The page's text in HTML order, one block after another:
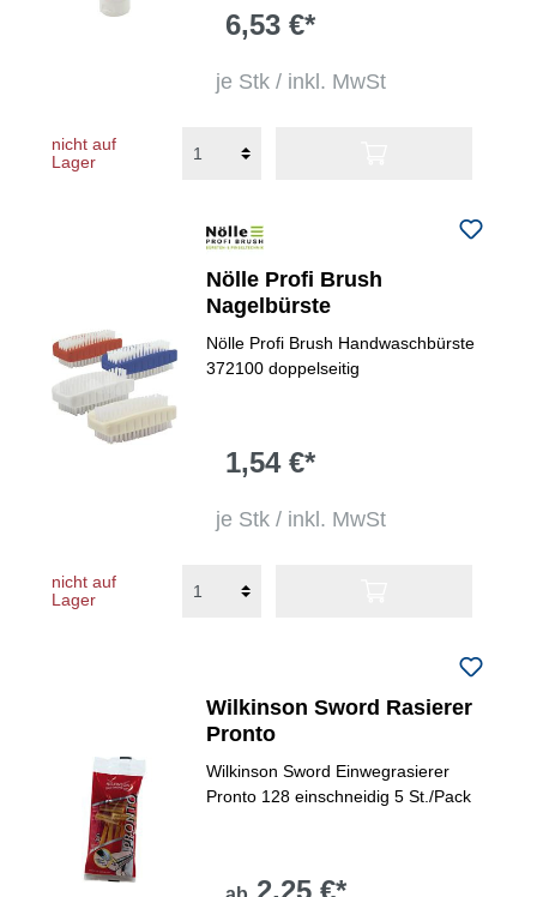
6,53 €*
je Stk / inkl. MwSt
nicht auf
Lager
Nölle Profi Brush
Nagelbürste
Nölle Profi Brush Handwaschbürste
372100 doppelseitig
1,54 €*
je Stk / inkl. MwSt
nicht auf
Lager
Wilkinson Sword Rasierer
Pronto
Wilkinson Sword Einwegrasierer
Pronto 128 einschneidig 5 St./Pack
2,25 €*